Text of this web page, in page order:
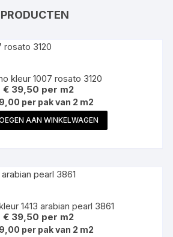
kleur 1007 rosato 3120
€39,50 per m2
per pak van 2 m2
AAN WINKELWAGEN
1413 arabian pearl 3861
€39,50 per m2
per pak van 2 m2